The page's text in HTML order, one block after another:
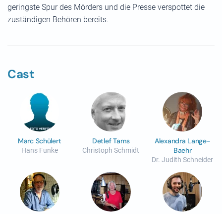
geringste Spur des Mörders und die Presse verspottet die
zuständigen Behören bereits.
Cast
Marc Schülert
Hans Funke
Detlef Tams
Christoph Schmidt
Alexandra Lange-
Baehr
Dr. Judith Schneider